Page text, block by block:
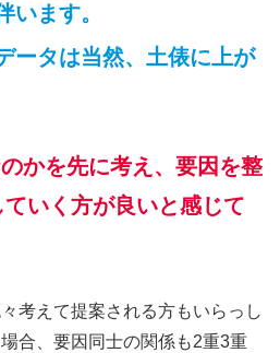
います。
ータは当然、土俵に上が
かを先に考え、要因を整
いく方が良いと感じて
考えて提案される方もいらっし
合、要因同士の関係も2重3重